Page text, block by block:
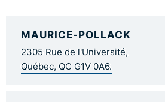
MAURICE-POLLACK
2305 Rue de l'Université,
Québec, QC G1V 0A6.